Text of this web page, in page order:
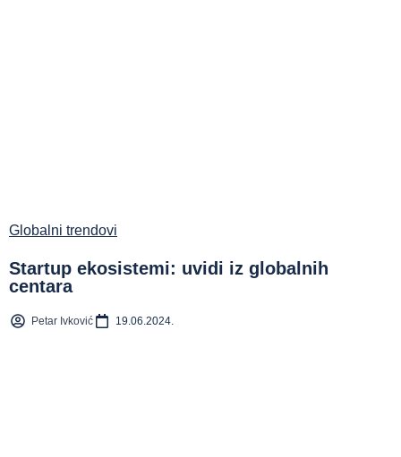
Globalni trendovi
Startup ekosistemi: uvidi iz globalnih
centara
Petar Ivković 19.06.2024.